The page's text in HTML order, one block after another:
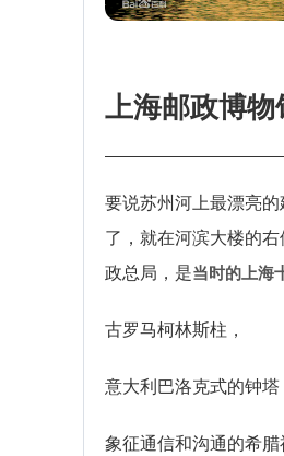
上海邮政博物
要说苏州河上最漂亮
了，就在河滨大楼的
政总局，是当时的上海
古罗马柯林斯柱，
意大利巴洛克式的钟塔
象征通信和沟通的希腊